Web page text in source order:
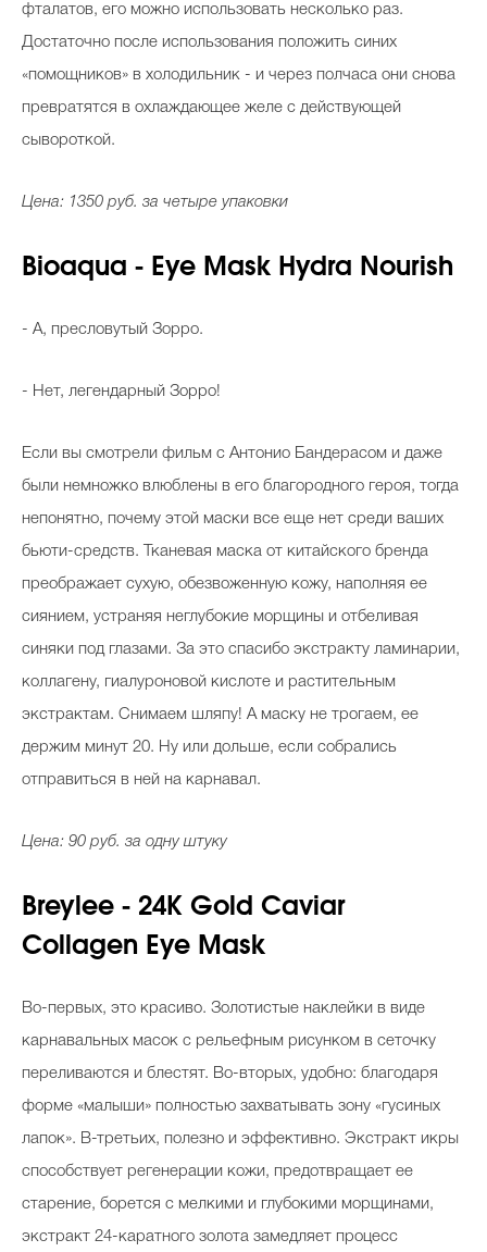
фталатов, его можно использовать несколько раз.
Достаточно после использования положить синих
«помощников» в холодильник - и через полчаса они снова
превратятся в охлаждающее желе с действующей
сывороткой.
Цена: 1350 руб. за четыре упаковки
Bioaqua - Eye Mask Hydra Nourish
- А, пресловутый Зорро.
- Нет, легендарный Зорро!
Если вы смотрели фильм с Антонио Бандерасом и даже
были немножко влюблены в его благородного героя, тогда
непонятно, почему этой маски все еще нет среди ваших
бьюти-средств. Тканевая маска от китайского бренда
преображает сухую, обезвоженную кожу, наполняя ее
сиянием, устраняя неглубокие морщины и отбеливая
синяки под глазами. За это спасибо экстракту ламинарии,
коллагену, гиалуроновой кислоте и растительным
экстрактам. Снимаем шляпу! А маску не трогаем, ее
держим минут 20. Ну или дольше, если собрались
отправиться в ней на карнавал.
Цена: 90 руб. за одну штуку
Breylee - 24K Gold Caviar
Collagen Eye Mask
Во-первых, это красиво. Золотистые наклейки в виде
карнавальных масок с рельефным рисунком в сеточку
переливаются и блестят. Во-вторых, удобно: благодаря
форме «малыши» полностью захватывать зону «гусиных
лапок». В-третьих, полезно и эффективно. Экстракт икры
способствует регенерации кожи, предотвращает ее
старение, борется с мелкими и глубокими морщинами,
экстракт 24-каратного золота замедляет процесс